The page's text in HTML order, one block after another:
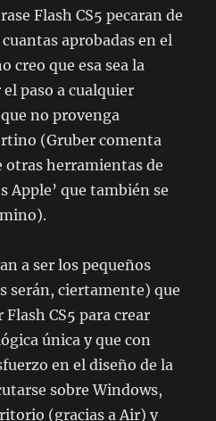
Flash CS5 pecaran de
aprobadas en el
creo que esa sea la
paso a cualquier
no provenga
(Gruber comenta
otras herramientas de
Apple’ que también se
a ser los pequeños
serán, ciertamente) que
CS5 para crear
única y que con
en el diseño de la
sobre Windows,
(gracias a Air) y